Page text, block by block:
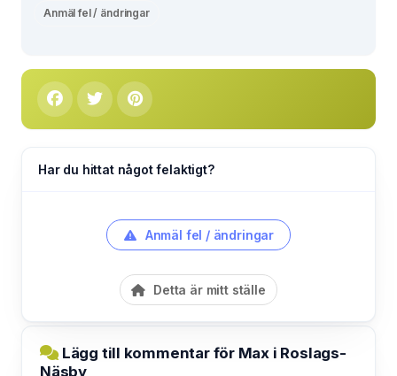
Anmäl fel / ändringar
Har du hittat något felaktigt?
Anmäl fel / ändringar
Detta är mitt ställe
Lägg till kommentar för Max i Roslags-
Näsby